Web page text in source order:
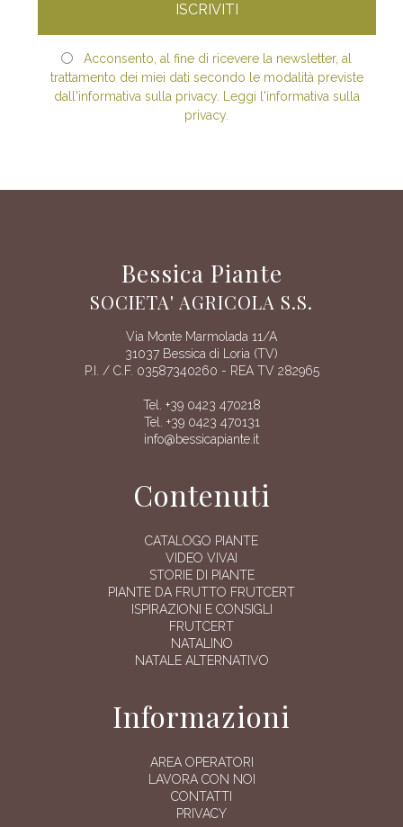
Acconsento, al fine di ricevere la newsletter, al
trattamento dei miei dati secondo le modalità previste
dall'informativa sulla privacy. Leggi l'informativa sulla
privacy.
Bessica Piante
SOCIETA' AGRICOLA S.S.
Via Monte Marmolada 11/A
31037 Bessica di Loria (TV)
P.I. / C.F. 03587340260 - REA TV 282965
Tel. +39 0423 470218
Tel. +39 0423 470131
info@bessicapiante.it
Contenuti
CATALOGO PIANTE
VIDEO VIVAI
STORIE DI PIANTE
PIANTE DA FRUTTO FRUTCERT
ISPIRAZIONI E CONSIGLI
FRUTCERT
NATALINO
NATALE ALTERNATIVO
Informazioni
AREA OPERATORI
LAVORA CON NOI
CONTATTI
PRIVACY